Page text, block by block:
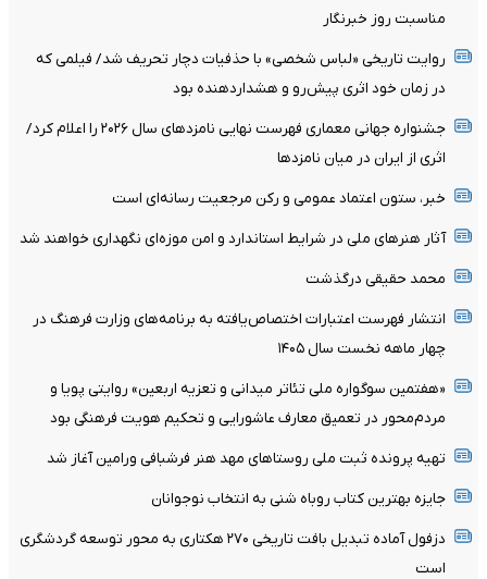
مناسبت روز خبرنگار
روایت تاریخی «لباس شخصی» با حذفیات دچار تحریف شد/ فیلمی که
در زمان خود اثری پیش‌رو و هشداردهنده بود
جشنواره جهانی معماری فهرست نهایی نامزدهای سال ۲۰۲۶ را اعلام کرد/
اثری از ایران در میان نامزدها
خبر، ستون اعتماد عمومی و رکن مرجعیت رسانه‌ای است
آثار هنرهای ملی در شرایط استاندارد و امن موزه‌ای نگهداری خواهند شد
محمد حقیقی درگذشت
انتشار فهرست اعتبارات اختصاص‌یافته به برنامه‌های وزارت فرهنگ در
چهار ماهه نخست سال ۱۴۰۵
«هفتمین سوگواره ملی تئاتر میدانی و تعزیه اربعین» روایتی پویا و
مردم‌محور در تعمیق معارف عاشورایی و تحکیم هویت فرهنگی بود
تهیه پرونده ثبت ملی روستاهای مهد هنر فرشبافی ورامین آغاز شد
جایزه بهترین کتاب روباه شنی به انتخاب نوجوانان
دزفول آماده تبدیل بافت تاریخی ۲۷۰ هکتاری به محور توسعه گردشگری
است